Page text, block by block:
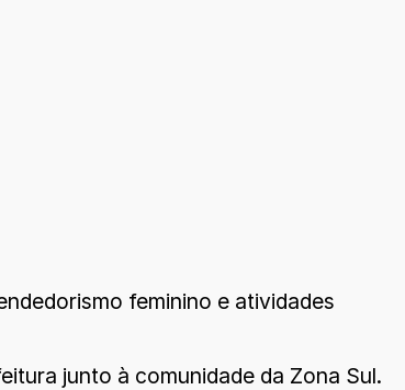
feminino e atividades
junto à comunidade da Zona Sul.